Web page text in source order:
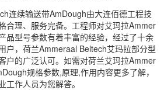
连续输送带AmDough由大连佰德工程技
合理、服务完备。工程师对艾玛拉Ammer
品型号参数有着丰富的经验，经过了十余
户，荷兰Ammeraal Beltech艾玛拉部分型
户的广泛认可。如需对荷兰艾玛拉Ammer
规格参数,原理,作用内容更多了解，
作人员为您解答。